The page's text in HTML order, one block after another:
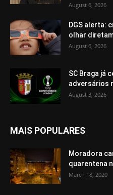
August 6, 2026
DGS alerta:
olhar
August 6, 2026
SC Braga já
adversários
August 3, 2026
MAIS POPULARES
Moradora
quarentena
March 18, 2020